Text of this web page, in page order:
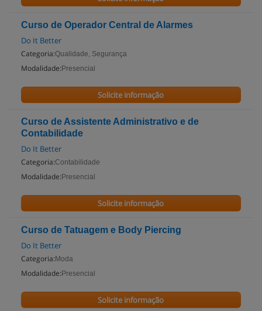
Curso de Operador Central de Alarmes
Do It Better
Categoria:Qualidade, Segurança
Modalidade: Presencial
Solicite informação
Curso de Assistente Administrativo e de
Contabilidade
Do It Better
Categoria:Contabilidade
Modalidade: Presencial
Solicite informação
Curso de Tatuagem e Body Piercing
Do It Better
Categoria: Moda
Modalidade: Presencial
Solicite informação